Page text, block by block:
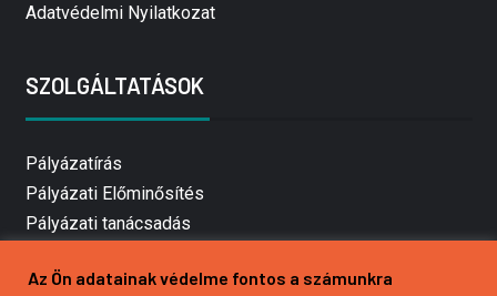
Adatvédelmi Nyilatkozat
SZOLGÁLTATÁSOK
Pályázatírás
Pályázati Előminősítés
Pályázati tanácsadás
Mezőgazdasági pályázatírás
Az Ön adatainak védelme fontos a számunkra